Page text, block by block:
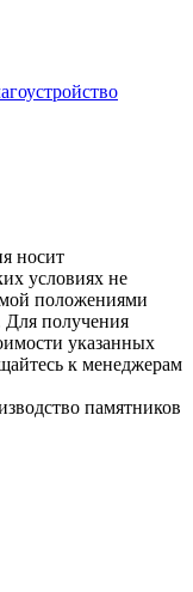
носит
условиях не
положениями
Для получения
указанных
к менеджерам
памятников